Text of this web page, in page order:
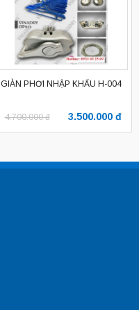
GIÀN PHƠI NHẬP KHẨU H-004
3.500.000 đ
4.700.000 đ